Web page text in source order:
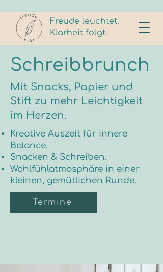
Freude leuchtet.
Klarheit folgt.
Schreibbrunch
Mit Snacks, Papier und
Stift zu mehr Leichtigkeit
im Herzen.
Kreative Auszeit für innere
Balance.
Snacken & Schreiben.
Wohlfühlatmosphäre in einer
kleinen, gemütlichen Runde.
Termine